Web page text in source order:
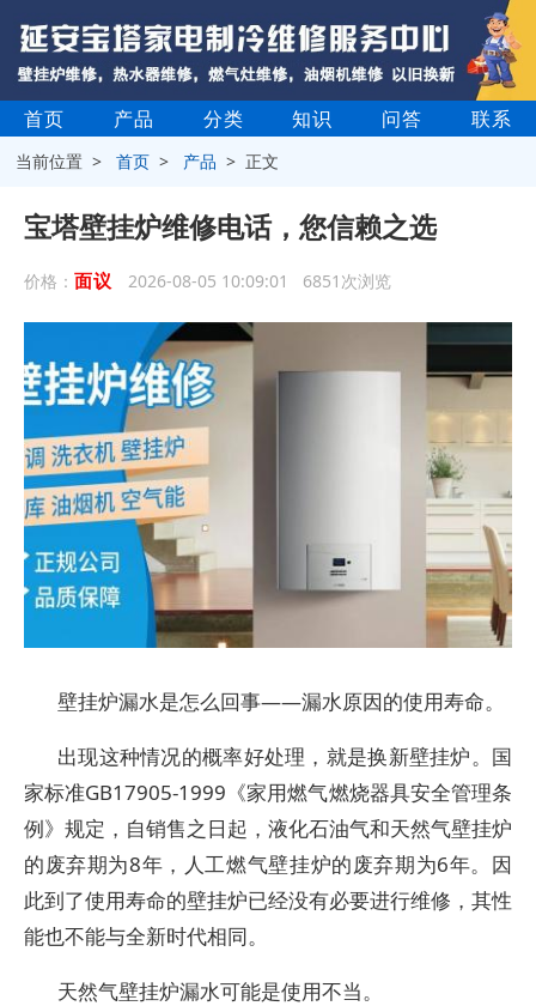
首页 产品 分类 知识 问答 联系
当前位置 >首页 > 产品 > 正文
宝塔壁挂炉维修电话，您信赖之选
价格： 面议 2026-08-05 10:09:01 6851次浏览
壁挂炉漏水是怎么回事——漏水原因的使用寿命。
出现这种情况的概率好处理，就是换新壁挂炉。国
家标准GB17905-1999《家用燃气燃烧器具安全管理条
例》规定，自销售之日起，液化石油气和天然气壁挂炉
的废弃期为8年，人工燃气壁挂炉的废弃期为6年。因
此到了使用寿命的壁挂炉已经没有必要进行维修，其性
能也不能与全新时代相同。
天然气壁挂炉漏水可能是使用不当。